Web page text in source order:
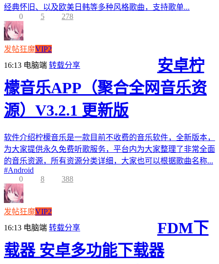
经典怀旧、以及欧美日韩等多种风格歌曲，支持歌单...
0
5 278
发帖狂魔VIP2
16:13 电脑端 转载分享
安卓柠
檬音乐APP（聚合全网音乐资
源）V3.2.1 更新版
软件介绍柠檬音乐是一款目前不收费的音乐软件，全新版本，
为大家提供永久免费听歌服务，平台内为大家整理了非常全面
的音乐资源，所有资源分类详细，大家也可以根据歌曲名称...
#Android
0
8 388
发帖狂魔VIP2
16:13 电脑端 转载分享
FDM下
载器 安卓多功能下载器